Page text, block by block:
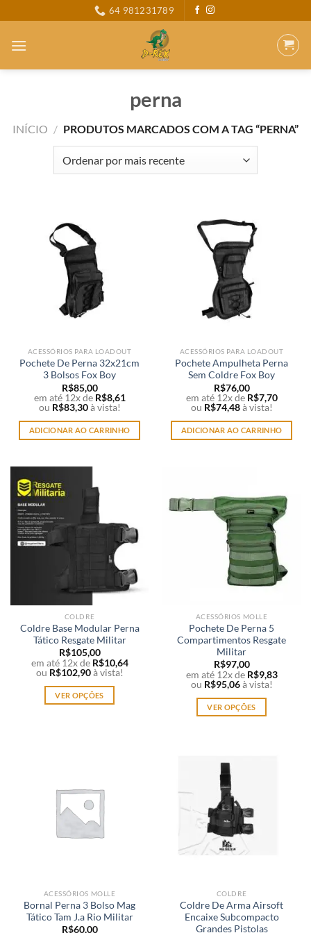
to
content
64 981231789
perna
INÍCIO / PRODUTOS MARCADOS COM A TAG “PERNA”
ACESSÓRIOS PARA LOADOUT
Pochete De Perna 32x21cm
3 Bolsos Fox Boy
R$85,00
em até 12x de R$8,61
ou R$83,30 à vista!
ADICIONAR AO CARRINHO
ACESSÓRIOS PARA LOADOUT
Pochete Ampulheta Perna
Sem Coldre Fox Boy
R$76,00
em até 12x de R$7,70
ou R$74,48 à vista!
ADICIONAR AO CARRINHO
COLDRE
Coldre Base Modular Perna
Tático Resgate Militar
R$105,00
em até 12x de R$10,64
ou R$102,90 à vista!
VER OPÇÕES
opções
podem
ser
escolhidas
produto
ACESSÓRIOS MOLLE
Pochete De Perna 5
Compartimentos Resgate
Militar
R$97,00
em até 12x de R$9,83
ou R$95,06 à vista!
VER OPÇÕES
variantes.
As
opções
podem
ser
escolhidas
do
produto
ACESSÓRIOS MOLLE
Bornal Perna 3 Bolso Mag
Tático Tam J.a Rio Militar
R$60,00
COLDRE
Coldre De Arma Airsoft
Encaixe Subcompacto
Grandes Pistolas